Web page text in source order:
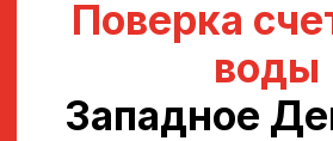
Западное Дегунино
500 руб.
Аттестат аккредитации